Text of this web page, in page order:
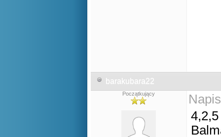
barakubara22
Początkujący
4,2,5